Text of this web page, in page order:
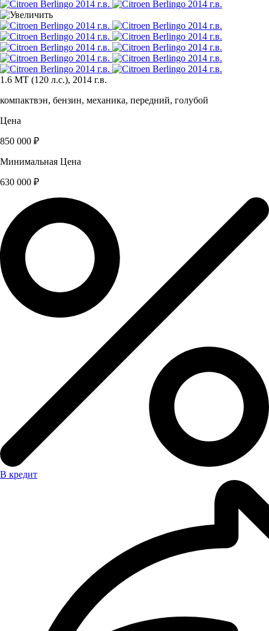
1.6 MT (120 л.с.), 2014 г.в.
компактвэн, бензин, механика, передний, голубой
Цена
850 000 ₽
Минимальная Цена
630 000 ₽
В кредит